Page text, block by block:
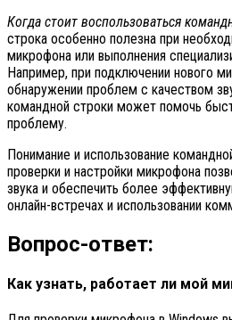
Когда стоит воспользоваться
строка особенно полезна при
микрофона или выполнения
Например, при подключении нового
обнаружении проблем с качеством
командной строки может помочь
проблему.
Понимание и использование
проверки и настройки микрофона
звука и обеспечить более
онлайн-встречах и использовании
Вопрос-ответ:
Как узнать, работает ли мой